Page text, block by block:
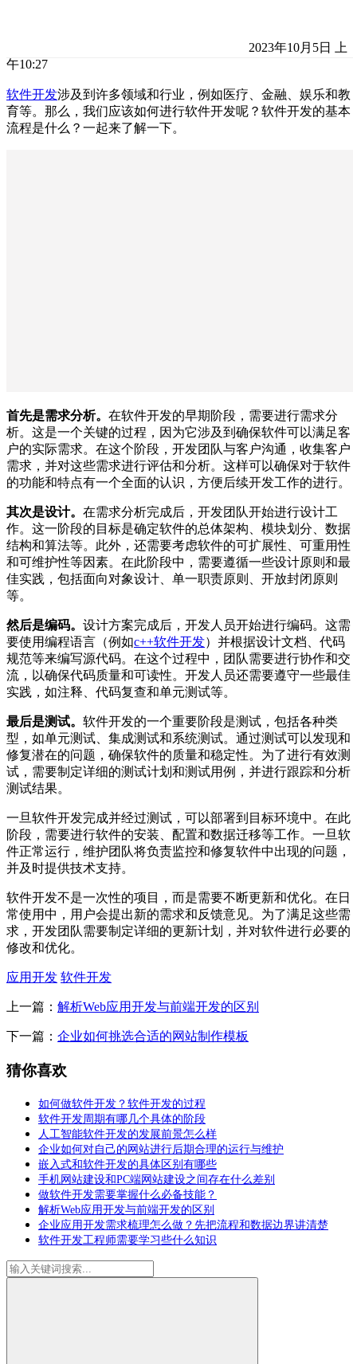
2023年10月5日 上
午10:27
软件开发涉及到许多领域和行业，例如医疗、金融、娱乐和教
育等。那么，我们应该如何进行软件开发呢？软件开发的基本
流程是什么？一起来了解一下。
首先是需求分析。 在软件开发的早期阶段，需要进行需求分
析。这是一个关键的过程，因为它涉及到确保软件可以满足客
户的实际需求。在这个阶段，开发团队与客户沟通，收集客户
需求，并对这些需求进行评估和分析。这样可以确保对于软件
的功能和特点有一个全面的认识，方便后续开发工作的进行。
其次是设计。 在需求分析完成后，开发团队开始进行设计工
作。这一阶段的目标是确定软件的总体架构、模块划分、数据
结构和算法等。此外，还需要考虑软件的可扩展性、可重用性
和可维护性等因素。在此阶段中，需要遵循一些设计原则和最
佳实践，包括面向对象设计、单一职责原则、开放封闭原则
等。
然后是编码。 设计方案完成后，开发人员开始进行编码。这需
要使用编程语言（例如c++软件开发）并根据设计文档、代码
规范等来编写源代码。在这个过程中，团队需要进行协作和交
流，以确保代码质量和可读性。开发人员还需要遵守一些最佳
实践，如注释、代码复查和单元测试等。
最后是测试。 软件开发的一个重要阶段是测试，包括各种类
型，如单元测试、集成测试和系统测试。通过测试可以发现和
修复潜在的问题，确保软件的质量和稳定性。为了进行有效测
试，需要制定详细的测试计划和测试用例，并进行跟踪和分析
测试结果。
一旦软件开发完成并经过测试，可以部署到目标环境中。在此
阶段，需要进行软件的安装、配置和数据迁移等工作。一旦软
件正常运行，维护团队将负责监控和修复软件中出现的问题，
并及时提供技术支持。
软件开发不是一次性的项目，而是需要不断更新和优化。在日
常使用中，用户会提出新的需求和反馈意见。为了满足这些需
求，开发团队需要制定详细的更新计划，并对软件进行必要的
修改和优化。
应用开发 软件开发
上一篇： 解析Web应用开发与前端开发的区别
下一篇： 企业如何挑选合适的网站制作模板
猜你喜欢
如何做软件开发？软件开发的过程
软件开发周期有哪几个具体的阶段
人工智能软件开发的发展前景怎么样
企业如何对自己的网站进行后期合理的运行与维护
嵌入式和软件开发的具体区别有哪些
手机网站建设和PC端网站建设之间存在什么差别
做软件开发需要掌握什么必备技能？
解析Web应用开发与前端开发的区别
企业应用开发需求梳理怎么做？先把流程和数据边界讲清楚
软件开发工程师需要学习些什么知识